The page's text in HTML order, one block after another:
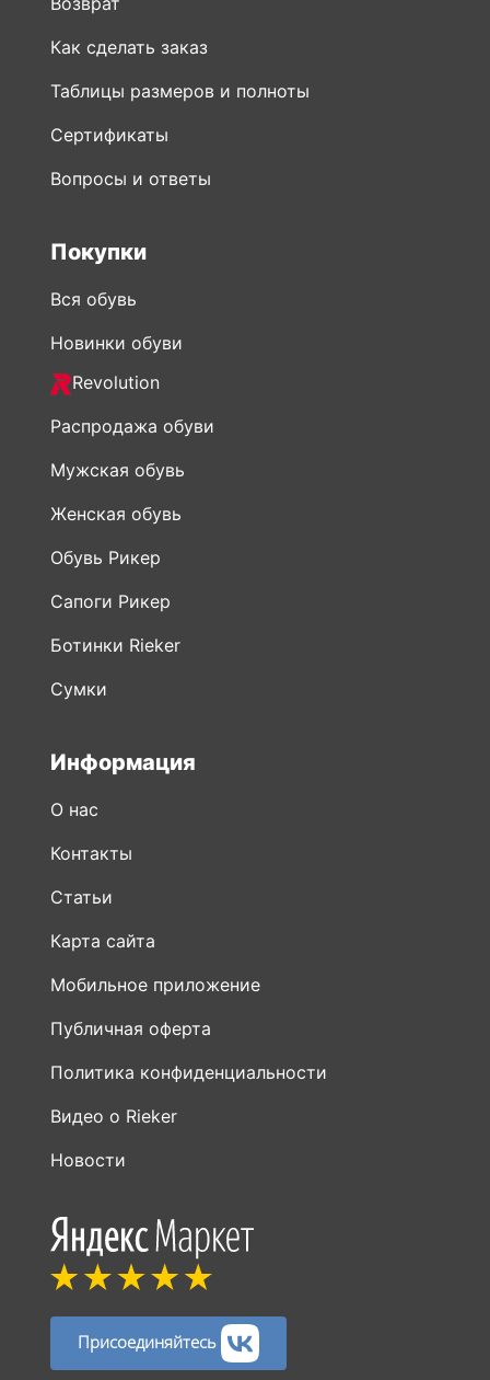
Как сделать заказ
Таблицы размеров и полноты
Сертификаты
Вопросы и ответы
Покупки
Вся обувь
Новинки обуви
Revolution
Распродажа обуви
Мужская обувь
Женская обувь
Обувь Рикер
Сапоги Рикер
Ботинки Rieker
Сумки
Информация
О нас
Контакты
Статьи
Карта сайта
Мобильное приложение
Публичная оферта
Политика конфиденциальности
Видео о Rieker
Новости
Присоединяйтесь